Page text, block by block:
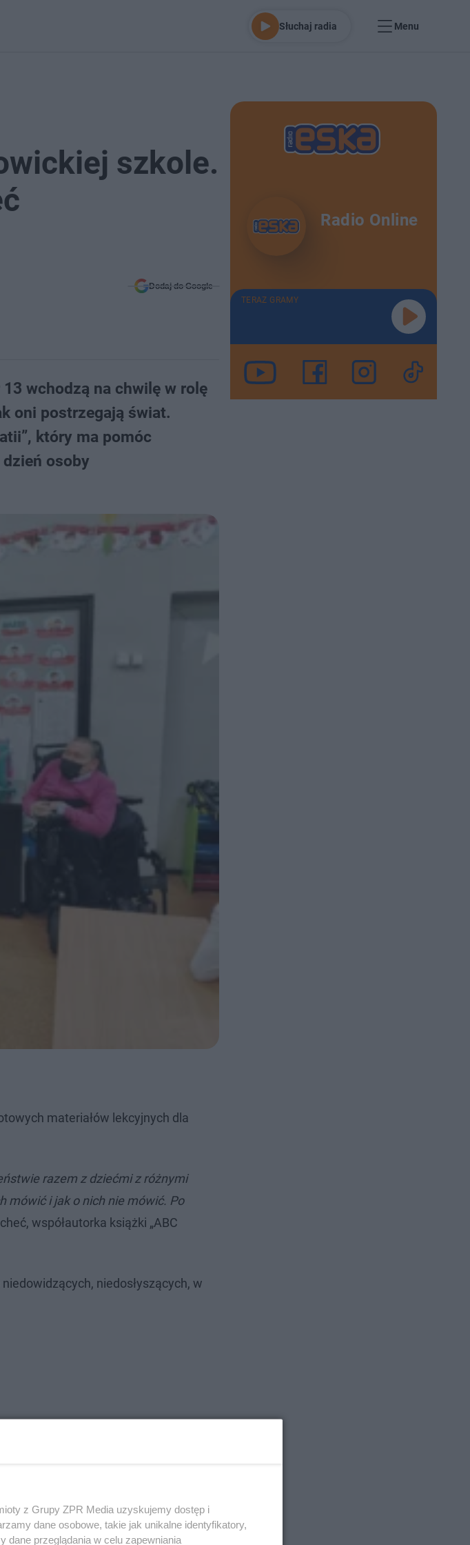
Słuchaj radia Menu
szkole.
Dodaj do Google
wchodzą na chwilę w rolę
oni postrzegają świat.
który ma pomóc
osoby
materiałów lekcyjnych dla
razem z dziećmi z różnymi
mówić i jak o nich nie mówić. Po
współautorka książki „ABC
niedosłyszących, w
Radio Online
TERAZ GRAMY
z Grupy ZPR Media uzyskujemy dostęp i
dane osobowe, takie jak unikalne identyfikatory,
dane przeglądania w celu zapewniania